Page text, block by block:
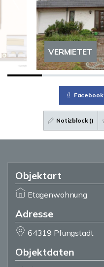
VERMIETET
Facebook
Notizblock ()
Objektart
Etagenwohnung
Adresse
64319 Pfungstadt
Objektdaten